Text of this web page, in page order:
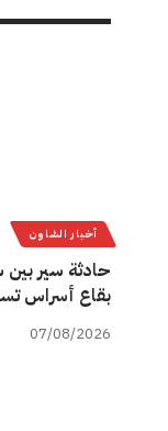
أخبار الشاون
حادثة سير بين
بقاع أسراس
07/08/2026